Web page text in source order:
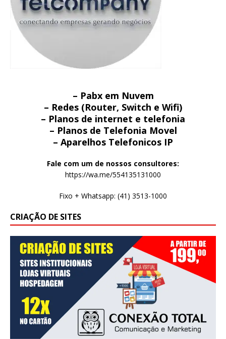
– Pabx em Nuvem
– Redes (Router, Switch e Wifi)
– Planos de internet e telefonia
– Planos de Telefonia Movel
– Aparelhos Telefonicos IP
Fale com um de nossos consultores:
https://wa.me/554135131000
Fixo + Whatsapp: (41) 3513-1000
CRIAÇÃO DE SITES